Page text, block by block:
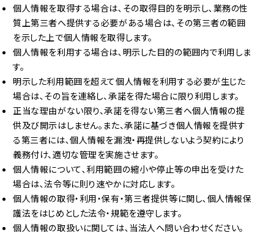
個人情報を取得する場合は､その取得目的を明示し､業務の性
質上第三者へ提供する必要がある場合は、その第三者の範囲
を示した上で個人情報を取得します。
個人情報を利用する場合は､明示した目的の範囲内で利用しま
す。
明示した利用範囲を超えて個人情報を利用する必要が生じた
場合は､その旨を連絡し、承諾を得た場合に限り利用します。
正当な理由がない限り、承諾を得ない第三者へ個人情報の提
供及び開示はしません。また、承諾に基づき個人情報を提供す
る第三者には､個人情報を漏洩・再提供しないよう契約により
義務付け、適切な管理を実施させます。
個人情報について､利用範囲の縮小や停止等の申出を受けた
場合は､法令等に則り速やかに対応します。
個人情報の取得・利用・保有・第三者提供等に関し､個人情報保
護法をはじめとした法令・規範を遵守します。
個人情報の取扱いに関しては､当法人へ問い合わせください。